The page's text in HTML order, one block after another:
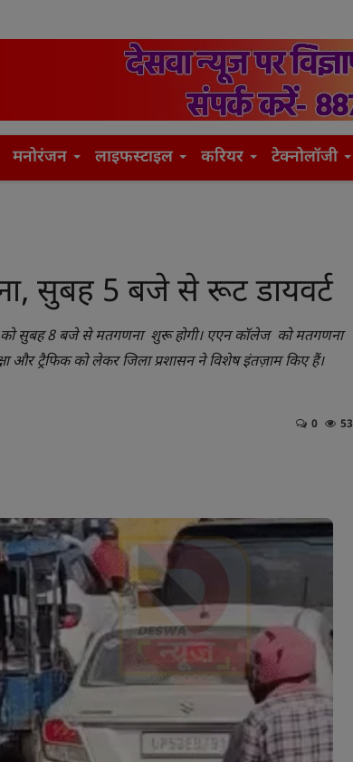
मनोरंजन लाइफस्टाइल करियर टेक्नोलॉजी
सुबह 5 बजे से रूट डायवर्ट
को सुबह 8 बजे से मतगणना शुरू होगी। एएन कॉलेज को मतगणना
और ट्रैफिक को लेकर जिला प्रशासन ने विशेष इंतज़ाम किए हैं।
0 53